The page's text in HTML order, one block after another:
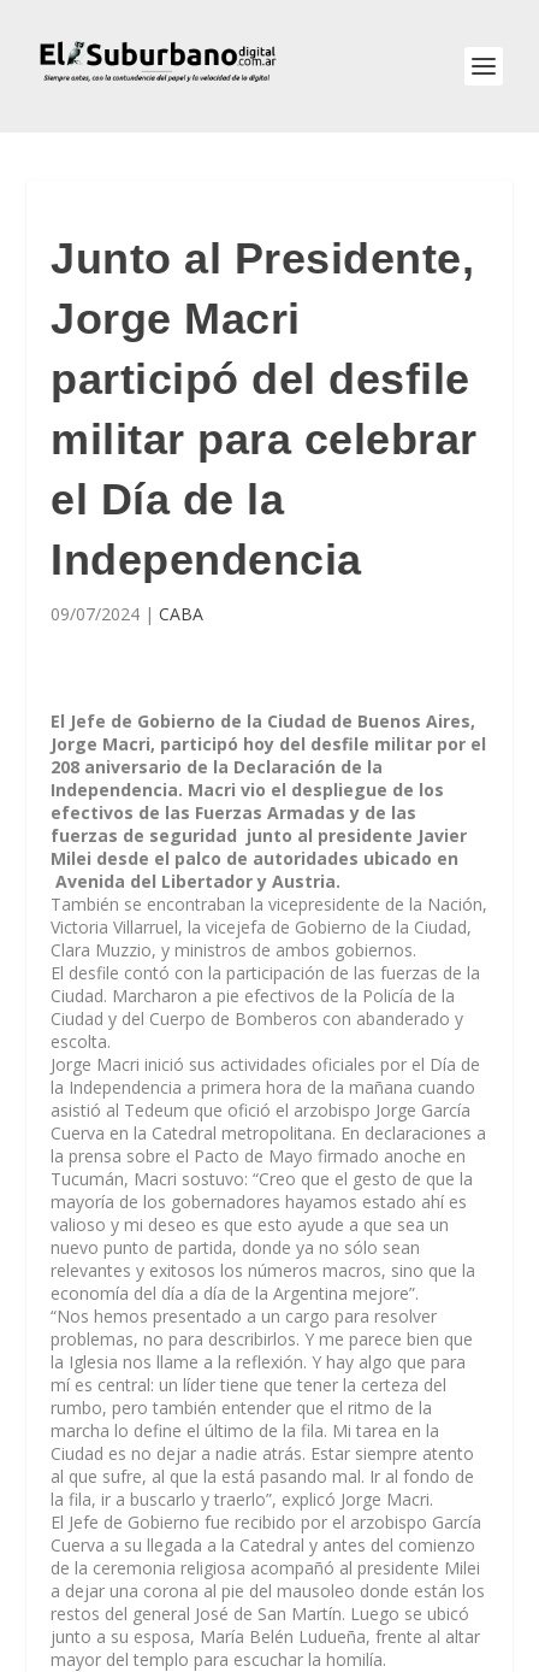
Junto al Presidente,
Jorge Macri
participó del desfile
militar para celebrar
el Día de la
Independencia
09/07/2024 |CABA
El Jefe de Gobierno de la Ciudad de Buenos Aires,
Jorge Macri, participó hoy del desfile militar por el
208 aniversario de la Declaración de la
Independencia. Macri vio el despliegue de los
efectivos de las Fuerzas Armadas y de las
fuerzas de seguridad junto al presidente Javier
Milei desde el palco de autoridades ubicado en
Avenida del Libertador y Austria.
También se encontraban la vicepresidente de la Nación,
Victoria Villarruel, la vicejefa de Gobierno de la Ciudad,
Clara Muzzio, y ministros de ambos gobiernos.
El desfile contó con la participación de las fuerzas de la
Ciudad. Marcharon a pie efectivos de la Policía de la
Ciudad y del Cuerpo de Bomberos con abanderado y
escolta.
Jorge Macri inició sus actividades oficiales por el Día de
la Independencia a primera hora de la mañana cuando
asistió al Tedeum que ofició el arzobispo Jorge García
Cuerva en la Catedral metropolitana. En declaraciones a
la prensa sobre el Pacto de Mayo firmado anoche en
Tucumán, Macri sostuvo:“Creo que el gesto de que la
mayoría de los gobernadores hayamos estado ahí es
valioso y mi deseo es que esto ayude a que sea un
nuevo punto de partida, donde ya no sólo sean
relevantes y exitosos los números macros, sino que la
economía del día a día de la Argentina mejore”.
“Nos hemos presentado a un cargo para resolver
problemas, no para describirlos. Y me parece bien que
la Iglesia nos llame a la reflexión. Y hay algo que para
mí es central: un líder tiene que tener la certeza del
rumbo, pero también entender que el ritmo de la
marcha lo define el último de la fila. Mi tarea en la
Ciudad es no dejar a nadie atrás. Estar siempre atento
al que sufre, al que la está pasando mal. Ir al fondo de
la fila, ir a buscarlo y traerlo”, explicó Jorge Macri.
El Jefe de Gobierno fue recibido por el arzobispo García
Cuerva a su llegada a la Catedral y antes del comienzo
de la ceremonia religiosa acompañó al presidente Milei
a dejar una corona al pie del mausoleo donde están los
restos del general José de San Martín. Luego se ubicó
junto a su esposa, María Belén Ludueña, frente al altar
mayor del templo para escuchar la homilía.